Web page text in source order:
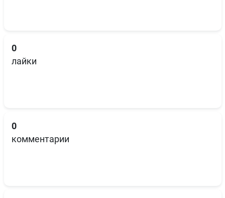
0
лайки
0
комментарии